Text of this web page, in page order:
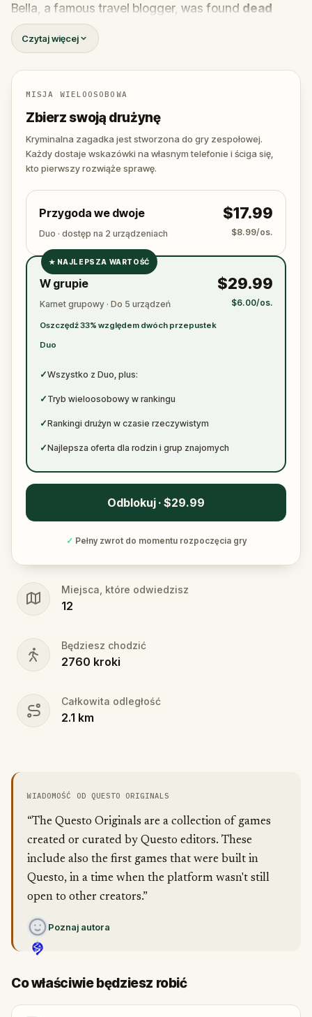
Bella, a famous travel blogger, was found dead
during a ghost tour led by the theatrical
Shadows. Now, it’s up to you to uncover the truth.
Was it Walter, the obsessed boyfriend? Percy, the
ghost tour guide with a flair for the dramatic? Or is
someone else hiding in the shadows?
expose the real murderer before they strike
again. Make sure to have your pen and paper
ready to jot down all the crucial evidence.
Czytaj więcej
MISJA WIELOOSOBOWA
Zbierz swoją drużynę
Kryminalna zagadka jest stworzona do gry zespołowej.
Każdy dostaje wskazówki na własnym telefonie i ściga się,
kto pierwszy rozwiąże sprawę.
Przygoda we dwoje
Duo · dostęp na 2 urządzeniach
$17.99
$8.99/os.
✓
✓
★ NAJLEPSZA WARTOŚĆ
W grupie
Karnet grupowy · Do 5 urządzeń
Oszczędź 33% względem dwóch przepustek
Duo
$29.99
$6.00/os.
✓Wszystko z Duo, plus:
✓ Tryb wieloosobowy w rankingu
✓Rankingi drużyn w czasie rzeczywistym
✓Najlepsza oferta dla rodzin i grup znajomych
Odblokuj · $29.99
✓ Pełny zwrot do momentu rozpoczęcia gry
Miejsca, które odwiedzisz
12
Będziesz chodzić
2760 kroki
Całkowita odległość
2.1 km
WIADOMOŚĆ OD QUESTO ORIGINALS
“The Questo Originals are a collection of games
created or curated by Questo editors. These
include also the first games that were built in
Questo, in a time when the platform wasn't still
open to other creators.”
Poznaj autora
Co właściwie będziesz robić